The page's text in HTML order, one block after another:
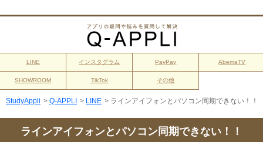
LINE インスタグラム PayPay AbemaTV
SHOWROOM TikTok その他
StudyAppli > Q-APPLI > LINE > ラインアイフォンとパソコン同期できない！！
ラインアイフォンとパソコン同期できない！！